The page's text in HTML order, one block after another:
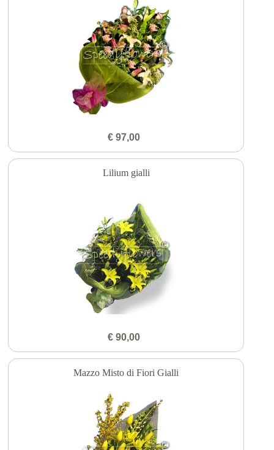
€ 97,00
Lilium gialli
€ 90,00
Mazzo Misto di Fiori Gialli